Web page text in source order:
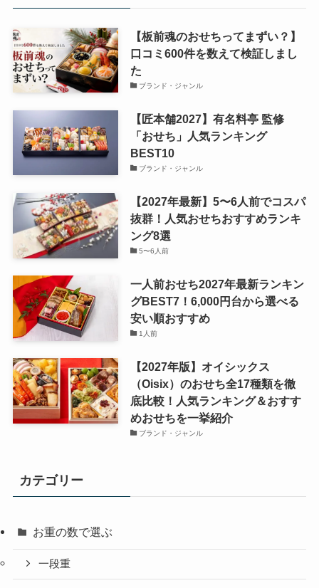
【板前魂のおせちってまずい？】
口コミ600件を数えて検証しまし
た
ブランド・ジャンル
【匠本舗2027】有名料亭 監修
「おせち」人気ランキング
BEST10
ブランド・ジャンル
【2027年最新】5〜6人前でコスパ
抜群！人気おせちおすすめランキ
ング8選
5〜6人前
一人前おせち2027年最新ランキン
グBEST7！6,000円台から選べる
安い順おすすめ
1人前
【2027年版】オイシックス
（Oisix）のおせち全17種類を徹
底比較！人気ランキング＆おすす
めおせちを一挙紹介
ブランド・ジャンル
カテゴリー
お重の数で選ぶ
一段重